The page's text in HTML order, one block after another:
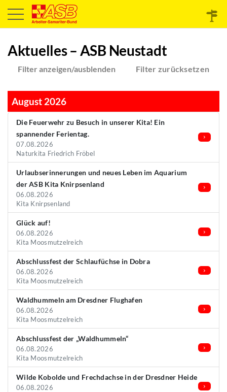
Aktuelles – ASB Neustadt
Filter anzeigen/ausblenden Filter zurücksetzen
August 2026
Die Feuerwehr zu Besuch in unserer Kita! Ein
spannender Ferientag.
07.08.2026
Naturkita Friedrich Fröbel
Urlaubserinnerungen und neues Leben im Aquarium
der ASB Kita Knirpsenland
06.08.2026
Kita Knirpsenland
Glück auf!
06.08.2026
Kita Moosmutzelreich
Abschlussfest der Schlaufüchse in Dobra
06.08.2026
Kita Moosmutzelreich
Waldhummeln am Dresdner Flughafen
06.08.2026
Kita Moosmutzelreich
Abschlussfest der „Waldhummeln“
06.08.2026
Kita Moosmutzelreich
Wilde Kobolde und Frechdachse in der Dresdner Heide
06.08.2026